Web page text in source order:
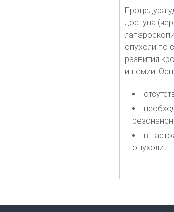
Процедура
доступа
опухоли по
развития
ишемии.
в
опухоли.